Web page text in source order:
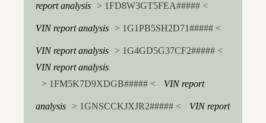
report analysis > 1FD8W3GT5FEA##### <
VIN report analysis > 1G1PB5SH2D71##### <
VIN report analysis
> 1G4GD5G37CF2##### <
VIN report analysis
> 1FM5K7D9XDGB##### <
VIN report
analysis > 1GNSCCKJXJR2##### < VIN report